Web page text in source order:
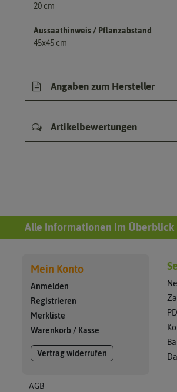
20 cm
Aussaathinweis / Pflanzabstand
45x45 cm
Angaben zum Hersteller
Artikelbewertungen
Alle Informationen im Überblick
Mein Konto
Anmelden
Registrieren
Merkliste
Warenkorb / Kasse
Vertrag widerrufen
AGB